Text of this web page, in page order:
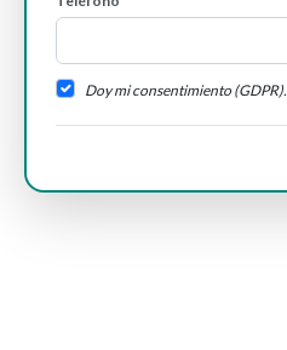
Doy mi consentimiento (GDPR).